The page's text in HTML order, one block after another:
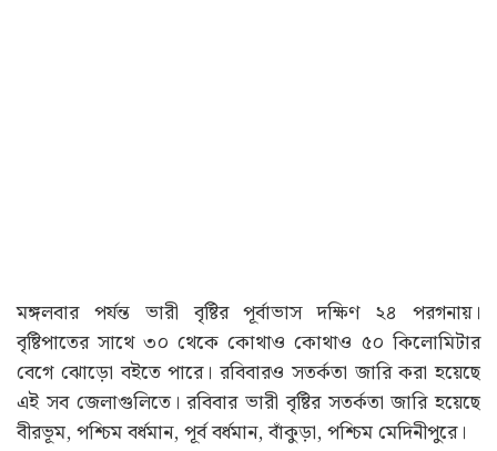
মঙ্গলবার পর্যন্ত ভারী বৃষ্টির পূর্বাভাস দক্ষিণ ২৪ পরগনায়।
বৃষ্টিপাতের সাথে ৩০ থেকে কোথাও কোথাও ৫০ কিলোমিটার
বেগে ঝোড়ো বইতে পারে। রবিবারও সতর্কতা জারি করা হয়েছে
এই সব জেলাগুলিতে। রবিবার ভারী বৃষ্টির সতর্কতা জারি হয়েছে
বীরভূম, পশ্চিম বর্ধমান, পূর্ব বর্ধমান, বাঁকুড়া, পশ্চিম মেদিনীপুরে।